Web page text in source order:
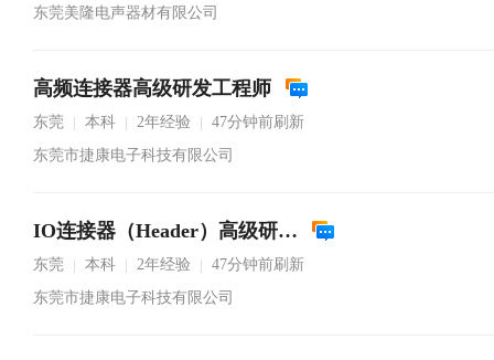
东莞美隆电声器材有限公司
高频连接器高级研发工程师
东莞 本科 2年经验
47分钟前刷新
东莞市捷康电子科技有限公司
IO连接器（Header）高级研发工程师
东莞 本科 2年经验
47分钟前刷新
东莞市捷康电子科技有限公司